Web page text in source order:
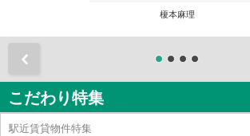
榎本麻理
こだわり特集
駅近賃貸物件特集